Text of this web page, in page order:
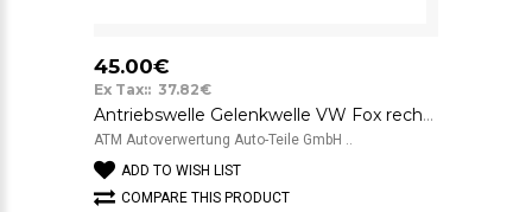
45.00€
Ex Tax:: 37.82€
Antriebswelle Gelenkwelle VW Fox rechts Beifahrerseite 6QE407272P
ATM Autoverwertung Auto-Teile GmbH ..
ADD TO WISH LIST
COMPARE THIS PRODUCT